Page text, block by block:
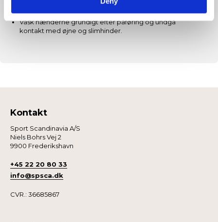
opvarmning eller træning for at aktivere cremen fuldt
ud.
Vask hænderne grundigt efter påføring og undgå
kontakt med øjne og slimhinder.
Kontakt
Sport Scandinavia A/S
Niels Bohrs Vej 2
9900 Frederikshavn
+45 22 20 80 33
info@spsca.dk
CVR.: 36685867